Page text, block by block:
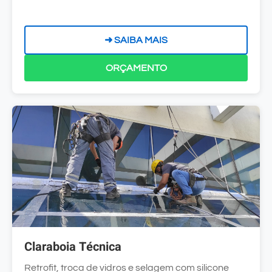
➜ SAIBA MAIS
ORÇAMENTO
Claraboia Técnica
Retrofit, troca de vidros e selagem com silicone